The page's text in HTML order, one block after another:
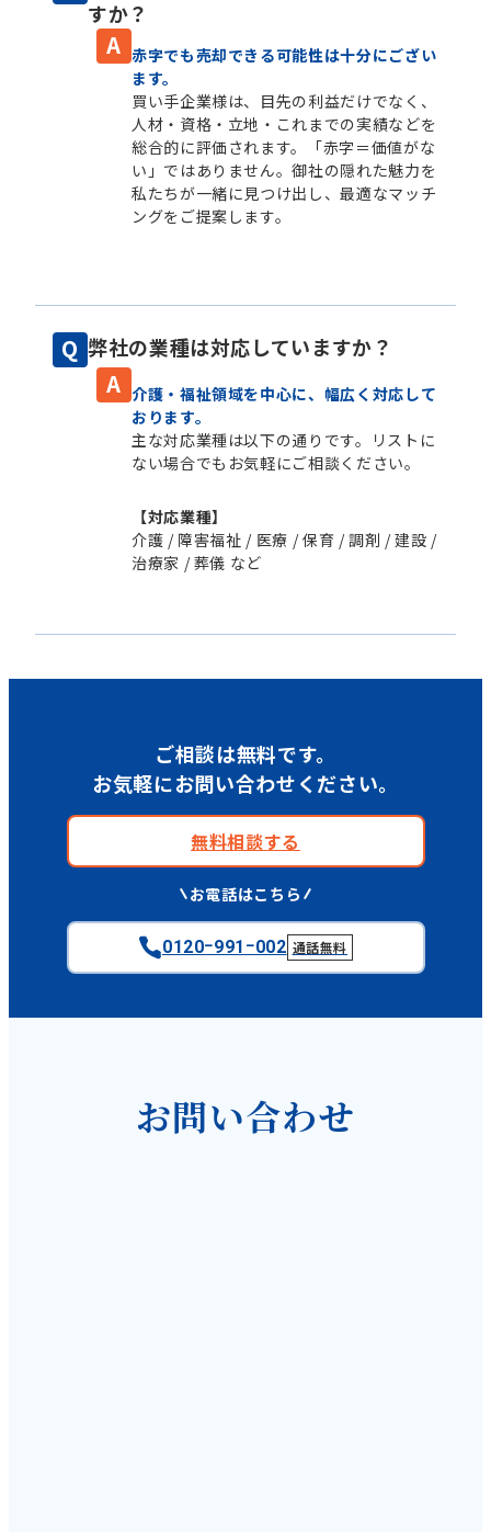
すか？
赤字でも売却できる可能性は十分にござい
ます。
買い手企業様は、目先の利益だけでなく、
人材・資格・立地・これまでの実績などを
総合的に評価されます。「赤字＝価値がな
い」ではありません。御社の隠れた魅力を
私たちが一緒に見つけ出し、最適なマッチ
ングをご提案します。
弊社の業種は対応していますか？
介護・福祉領域を中心に、幅広く対応して
おります。
主な対応業種は以下の通りです。リストに
ない場合でもお気軽にご相談ください。
【対応業種】
介護 / 障害福祉 / 医療 / 保育 / 調剤 / 建設 /
治療家 / 葬儀 など
ご相談は無料です。
お気軽にお問い合わせください。
無料相談する
お電話はこちら
0120ｰ991ｰ002 通話無料
お問い合わせ